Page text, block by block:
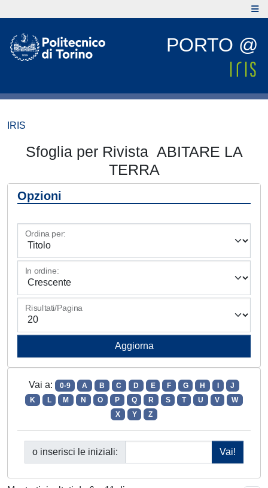
PORTO @
IRIS
Sfoglia per Rivista ABITARE LA
TERRA
Opzioni
Ordina per:
In ordine:
Risultati/Pagina
Vai a: 0-9 A B C D E F G H
J
K
L M N O P Q R S T U V
W
X
Y Z
o inserisci le iniziali: